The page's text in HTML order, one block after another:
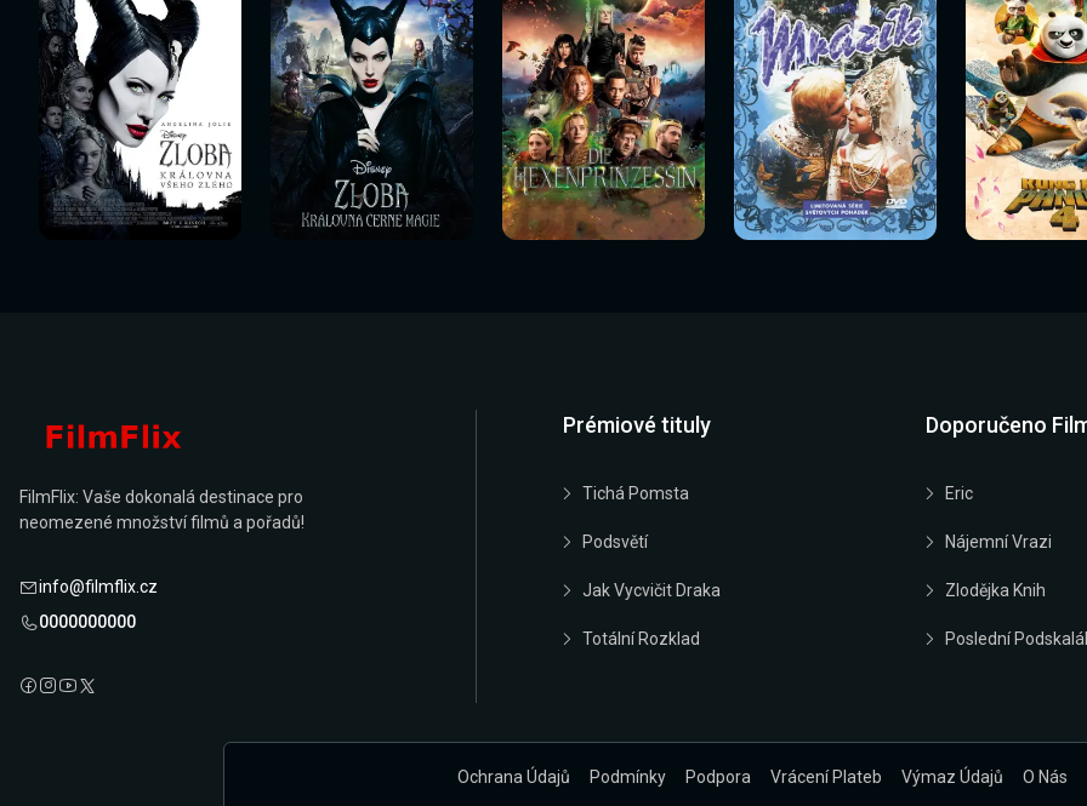
Sledovat
nyní
Sledovat nyní
Sledovat
nyní
Sledovat nyní
Sledovat
nyní
Sledovat nyní
Sledovat
nyní
Sledovat nyní
Sledovat
nyní
Sledovat
FilmFlix: Vaše dokonalá destinace pro
neomezené množství filmů a pořadů!
info@filmflix.cz
0000000000
Prémiové tituly
Tichá Pomsta
Podsvětí
Jak Vycvičit Draka
Totální Rozklad
Doporučeno
Eric
Nájemní Vrazi
Zlodějka Knih
Poslední
Ochrana Údajů Podmínky Podpora Vrácení Plateb Výmaz Údajů O Nás